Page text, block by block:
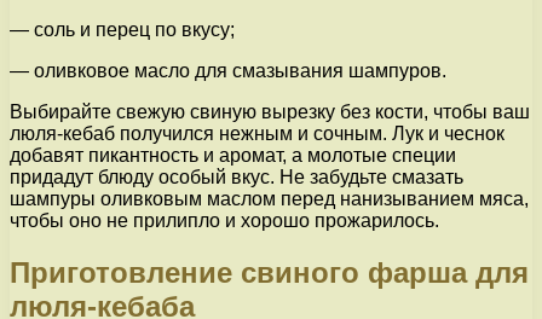
— соль и перец по вкусу;
— оливковое масло для смазывания шампуров.
Выбирайте свежую свиную вырезку без кости, чтобы ваш
люля-кебаб получился нежным и сочным. Лук и чеснок
добавят пикантность и аромат, а молотые специи
придадут блюду особый вкус. Не забудьте смазать
шампуры оливковым маслом перед нанизыванием мяса,
чтобы оно не прилипло и хорошо прожарилось.
Приготовление свиного фарша для
люля-кебаба